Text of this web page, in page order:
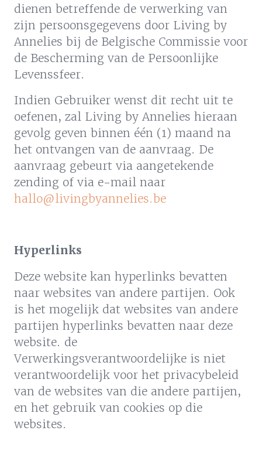
dienen betreffende de verwerking van
zijn persoonsgegevens door Living by
Annelies bij de Belgische Commissie voor
de Bescherming van de Persoonlijke
Levenssfeer.
Indien Gebruiker wenst dit recht uit te
oefenen, zal Living by Annelies hieraan
gevolg geven binnen één (1) maand na
het ontvangen van de aanvraag. De
aanvraag gebeurt via aangetekende
zending of via e-mail naar
hallo@livingbyannelies.be
Hyperlinks
Deze website kan hyperlinks bevatten
naar websites van andere partijen. Ook
is het mogelijk dat websites van andere
partijen hyperlinks bevatten naar deze
website. de
Verwerkingsverantwoordelijke is niet
verantwoordelijk voor het privacybeleid
van de websites van die andere partijen,
en het gebruik van cookies op die
websites.